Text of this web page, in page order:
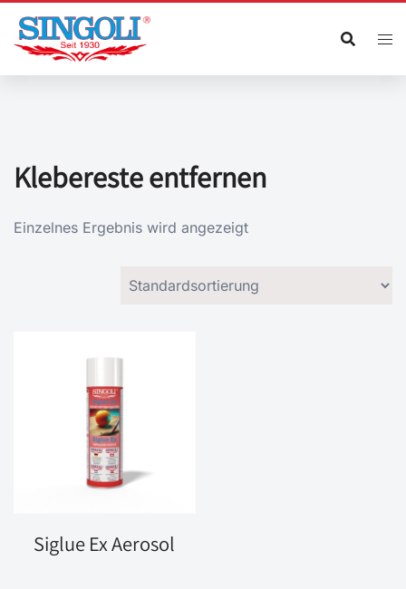
Zum
Inhalt
springen
Klebereste entfernen
Einzelnes Ergebnis wird angezeigt
Siglue Ex Aerosol